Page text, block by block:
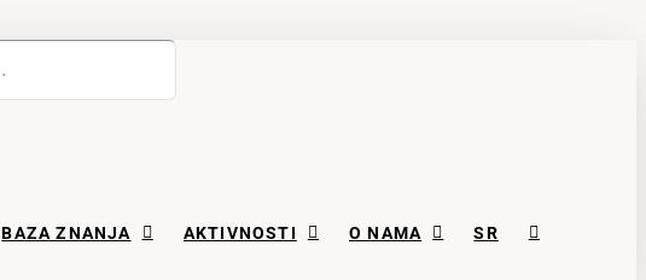
BAZA ZNANJA AKTIVNOSTI O NAMA SR